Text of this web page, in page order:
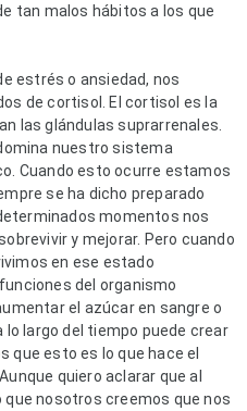
tan malos hábitos a los que
estrés o ansiedad, nos
de cortisol. El cortisol es la
las glándulas suprarrenales.
nuestro sistema
Cuando esto ocurre estamos
se ha dicho preparado
momentos nos
y mejorar. Pero cuando
en ese estado
del organismo
el azúcar en sangre o
largo del tiempo puede crear
que esto es lo que hace el
quiero aclarar que al
que nosotros creemos que nos